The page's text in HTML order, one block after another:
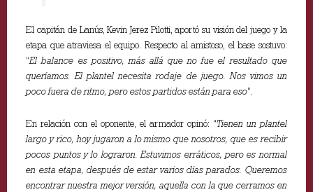
El capitán de Lanús, Kevin Jerez Pilotti, aportó su visión del juego y la
etapa que atraviesa el equipo. Respecto al amistoso, el base sostuvo:
“El balance es positivo, más allá que no fue el resultado que
queríamos. El plantel necesita rodaje de juego. Nos vimos un
poco fuera de ritmo, pero estos partidos están para eso”.
En relación con el oponente, el armador opinó: “Tienen un plantel
largo y rico, hoy jugaron a lo mismo que nosotros, que es recibir
pocos puntos y lo lograron. Estuvimos erráticos, pero es normal
en esta etapa, después de estar varios días parados. Queremos
encontrar nuestra mejor versión, aquella con la que cerramos en